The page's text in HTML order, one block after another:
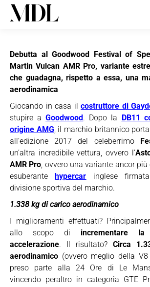
Debutta al Goodwood Festival of
Martin Vulcan AMR Pro, variante
che guadagna, rispetto a essa, una
aerodinamica
Giocando in casa ilcostruttore di
stupire aGoodwood. Dopo la DB11
origine AMG, il marchio britannico
all’edizione 2017 del celeberrimo
un’altra incredibile vettura, ovvero l’
AMR Pro, ovvero una variante ancor
esuberantehypercar inglese
divisione sportiva del marchio.
1.338 kg di carico aerodinamico
I miglioramenti effettuati?
allo scopo di incrementare
accelerazione. Il risultato? Circa
aerodinamico (ovvero meglio della
preso parte alla 24 Ore di Le
vincendo peraltro in categoria GTE